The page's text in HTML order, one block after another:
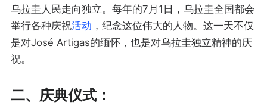
乌拉圭人民走向独立。每年的7月1日，乌拉圭全国都会
举行各种庆祝活动 ，纪念这位伟大的人物。这一天不仅
是对José Artigas的缅怀，也是对乌拉圭独立精神的庆
祝。
二、庆典仪式：